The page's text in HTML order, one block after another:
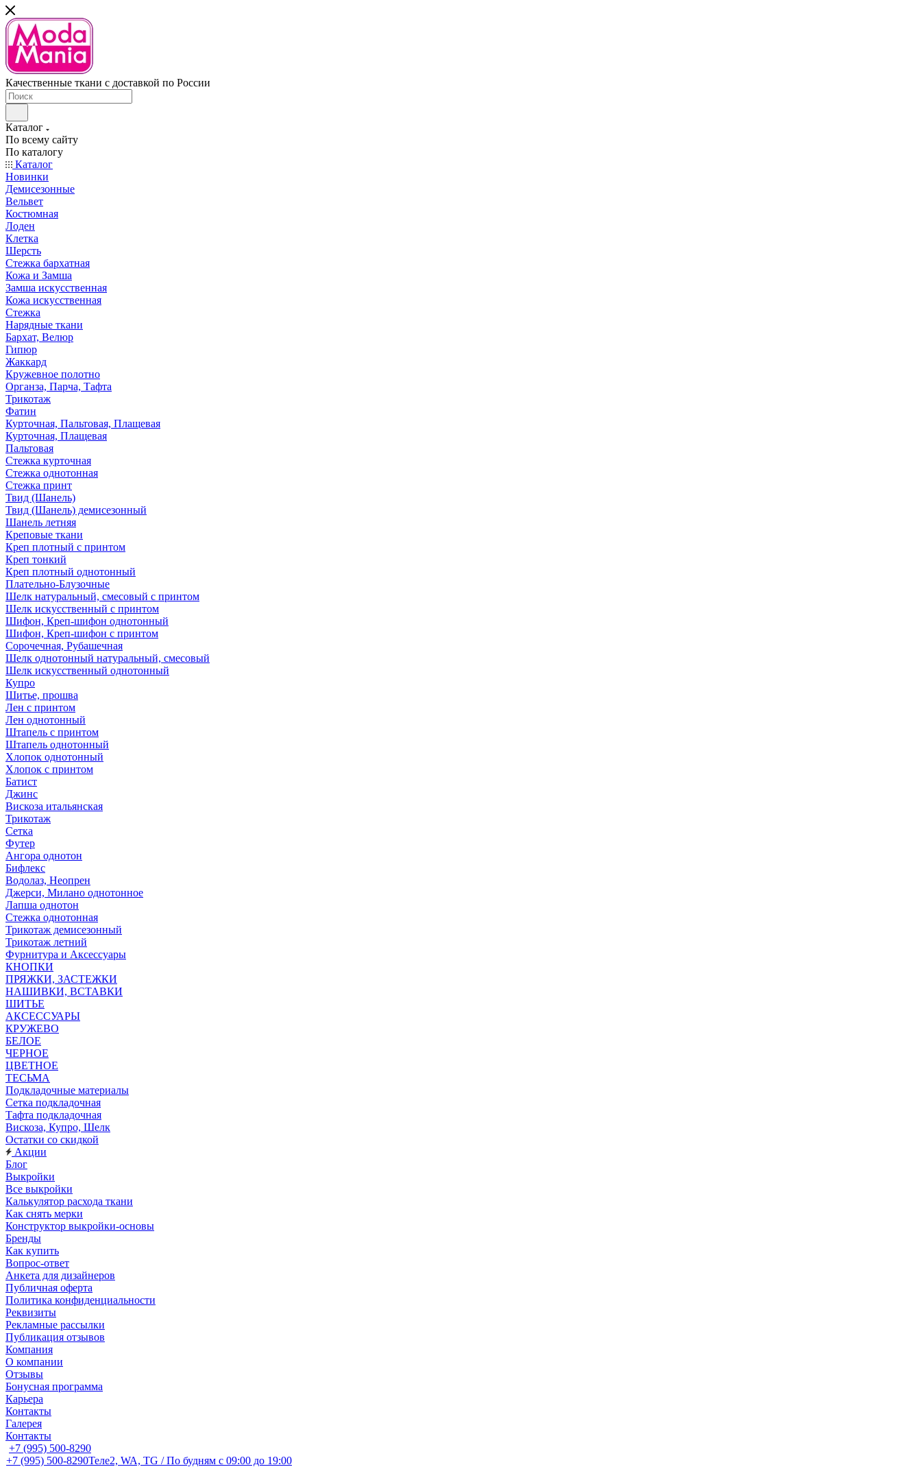
Качественные ткани с доставкой по России
Каталог
По всему сайту
По каталогу
Каталог
Новинки
Демисезонные
Вельвет
Костюмная
Лоден
Клетка
Шерсть
Стежка бархатная
Кожа и Замша
Замша искусственная
Кожа искусственная
Стежка
Нарядные ткани
Бархат, Велюр
Гипюр
Жаккард
Кружевное полотно
Органза, Парча, Тафта
Трикотаж
Фатин
Курточная, Пальтовая, Плащевая
Курточная, Плащевая
Пальтовая
Стежка курточная
Стежка однотонная
Стежка принт
Твид (Шанель)
Твид (Шанель) демисезонный
Шанель летняя
Креповые ткани
Креп плотный с принтом
Креп тонкий
Креп плотный однотонный
Плательно-Блузочные
Шелк натуральный, смесовый с принтом
Шелк искусственный с принтом
Шифон, Креп-шифон однотонный
Шифон, Креп-шифон с принтом
Сорочечная, Рубашечная
Шелк однотонный натуральный, смесовый
Шелк искусственный однотонный
Купро
Шитье, прошва
Лен с принтом
Лен однотонный
Штапель с принтом
Штапель однотонный
Хлопок однотонный
Хлопок с принтом
Батист
Джинс
Вискоза итальянская
Трикотаж
Сетка
Футер
Ангора однотон
Бифлекс
Водолаз, Неопрен
Джерси, Милано однотонное
Лапша однотон
Стежка однотонная
Трикотаж демисезонный
Трикотаж летний
Фурнитура и Аксессуары
КНОПКИ
ПРЯЖКИ, ЗАСТЕЖКИ
НАШИВКИ, ВСТАВКИ
ШИТЬЕ
АКСЕССУАРЫ
КРУЖЕВО
БЕЛОЕ
ЧЕРНОЕ
ЦВЕТНОЕ
ТЕСЬМА
Подкладочные материалы
Сетка подкладочная
Тафта подкладочная
Вискоза, Купро, Шелк
Остатки со скидкой
Акции
Блог
Выкройки
Все выкройки
Калькулятор расхода ткани
Как снять мерки
Конструктор выкройки-основы
Бренды
Как купить
Вопрос-ответ
Анкета для дизайнеров
Публичная оферта
Политика конфиденциальности
Реквизиты
Рекламные рассылки
Публикация отзывов
Компания
О компании
Отзывы
Бонусная программа
Карьера
Контакты
Галерея
Контакты
+7 (995) 500-8290
+7 (995) 500-8290Теле2, WA, TG / По будням c 09:00 до 19:00